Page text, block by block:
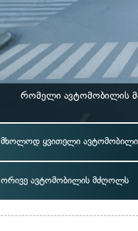
რომელი ავტომობილის
მხოლოდ ყვითელი
ორივე ავტომობილის მძღოლს